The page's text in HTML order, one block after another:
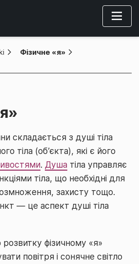
Фізичне «я»
складається з душі тіла
тіла (об’єкта), які є його
. Душа тіла управляє
тіла, що необхідні для
захисту тощо.
— це аспект душі тіла
фізичному «я»
повітря і сонячне світло